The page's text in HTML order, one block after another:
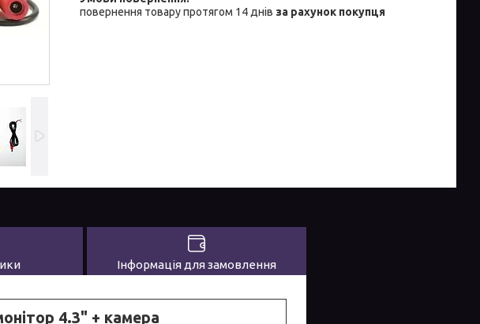
повернення товару протягом 14 днів за рахунок покупця
Інформація для замовлення
4.3" + камера